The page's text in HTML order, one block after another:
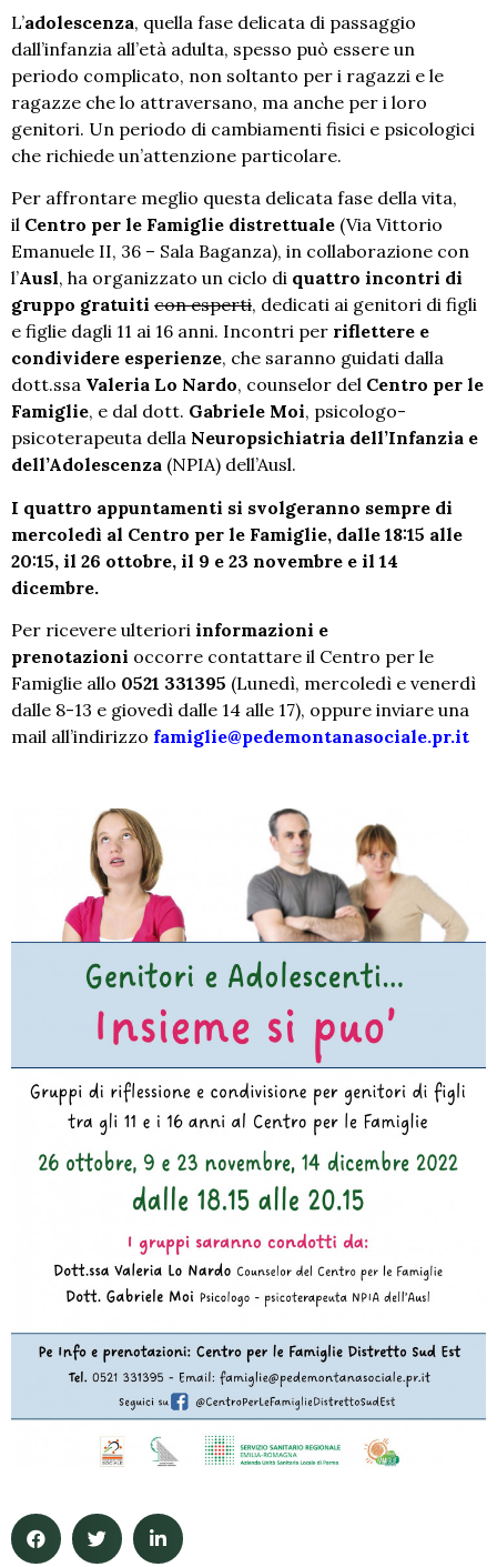
L’adolescenza, quella fase delicata di passaggio
dall’infanzia all’età adulta, spesso può essere un
periodo complicato, non soltanto per i ragazzi e le
ragazze che lo attraversano, ma anche per i loro
genitori. Un periodo di cambiamenti fisici e psicologici
che richiede un’attenzione particolare.
Per affrontare meglio questa delicata fase della vita,
il Centro per le Famiglie distrettuale (Via Vittorio
Emanuele II, 36 – Sala Baganza), in collaborazione con
l’Ausl, ha organizzato un ciclo di quattro incontri di
gruppo gratuiti con esperti, dedicati ai genitori di figli
e figlie dagli 11 ai 16 anni. Incontri per riflettere e
condividere esperienze, che saranno guidati dalla
dott.ssa Valeria Lo Nardo, counselor del Centro per le
Famiglie, e dal dott. Gabriele Moi, psicologo-
psicoterapeuta della Neuropsichiatria dell’Infanzia e
dell’Adolescenza (NPIA) dell’Ausl.
I quattro appuntamenti si svolgeranno sempre di
mercoledì al Centro per le Famiglie, dalle 18:15 alle
20:15, il 26 ottobre, il 9 e 23 novembre e il 14
dicembre.
Per ricevere ulteriori informazioni e
prenotazioni occorre contattare il Centro per le
Famiglie allo 0521 331395 (Lunedì, mercoledì e venerdì
dalle 8-13 e giovedì dalle 14 alle 17), oppure inviare una
mail all’indirizzo famiglie@pedemontanasociale.pr.it